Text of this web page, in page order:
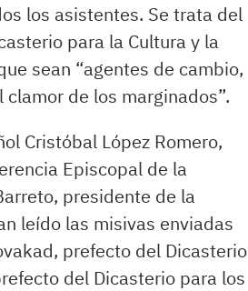
los asistentes. Se trata del
para la Cultura y la
sean “agentes de cambio,
de los marginados”.
Cristóbal López Romero,
Episcopal de la
presidente de la
leído las misivas enviadas
prefecto del Dicasterio
del Dicasterio para los